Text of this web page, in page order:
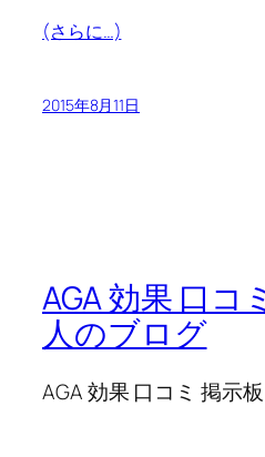
(さらに…)
2015年8月11日
AGA 効果 口コ
人のブログ
AGA 効果 口コミ 掲示